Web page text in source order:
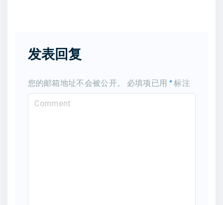
发表回复
您的邮箱地址不会被公开。 必填项已用 *标注